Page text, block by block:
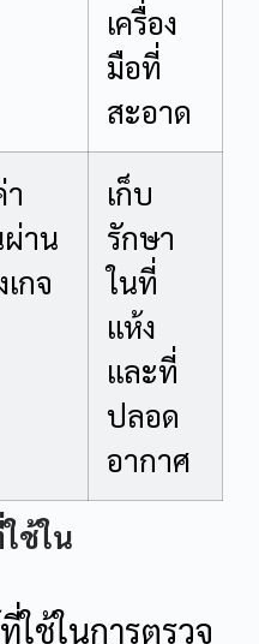
เครื่อง
มือที่
สะอาด
าน
กจ
เก็บ
รักษา
ในที่
แห้ง
และที่
ปลอด
อากาศ
ช้ใน
ใช้ในการตรวจ